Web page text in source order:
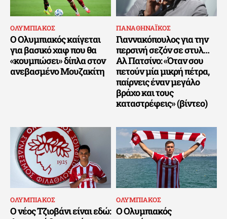
ΟΛΥΜΠΙΑΚΟΣ
Ο Ολυμπιακός καίγεται
για βασικό χαφ που θα
«κουμπώσει» δίπλα στον
ανεβασμένο Μουζακίτη
ΠΑΝΑΘΗΝΑΪΚΟΣ
Γιαννακόπουλος για την
περσινή σεζόν σε στυλ…
Αλ Πατσίνο: «Όταν σου
πετούν μία μικρή πέτρα,
παίρνεις έναν μεγάλο
βράχο και τους
καταστρέφεις» (βίντεο)
ΟΛΥΜΠΙΑΚΟΣ
Ο νέος Τζιοβάνι είναι εδώ:
ΟΛΥΜΠΙΑΚΟΣ
Ο Ολυμπιακός